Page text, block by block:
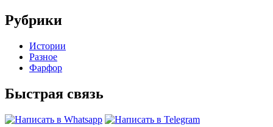
Рубрики
Истории
Разное
Фарфор
Быстрая связь